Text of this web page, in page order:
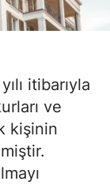
itibarıyla
ve
kişinin